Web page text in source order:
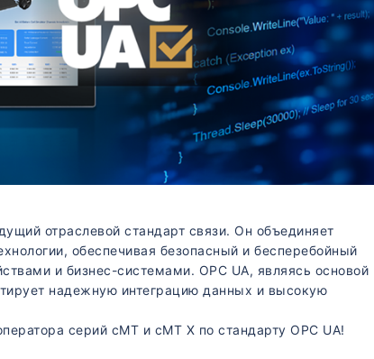
отраслевой стандарт связи. Он объединяет
обеспечивая безопасный и бесперебойный
и бизнес-системами. OPC UA, являясь основой
надежную интеграцию данных и высокую
серий cMT и cMT X по стандарту OPC UA!